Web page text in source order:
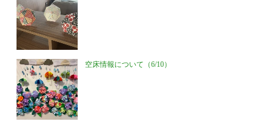
空床情報について（6/10）